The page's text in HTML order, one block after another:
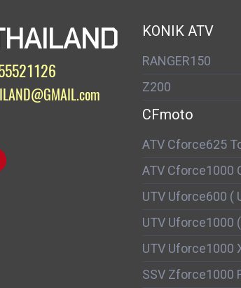
KONIK ATV
RANGER150
Z200
CFmoto
ATV Cforce625
ATV Cforce1000
UTV Uforce600 (
UTV Uforce1000
UTV Uforce1000
SSV Zforce1000